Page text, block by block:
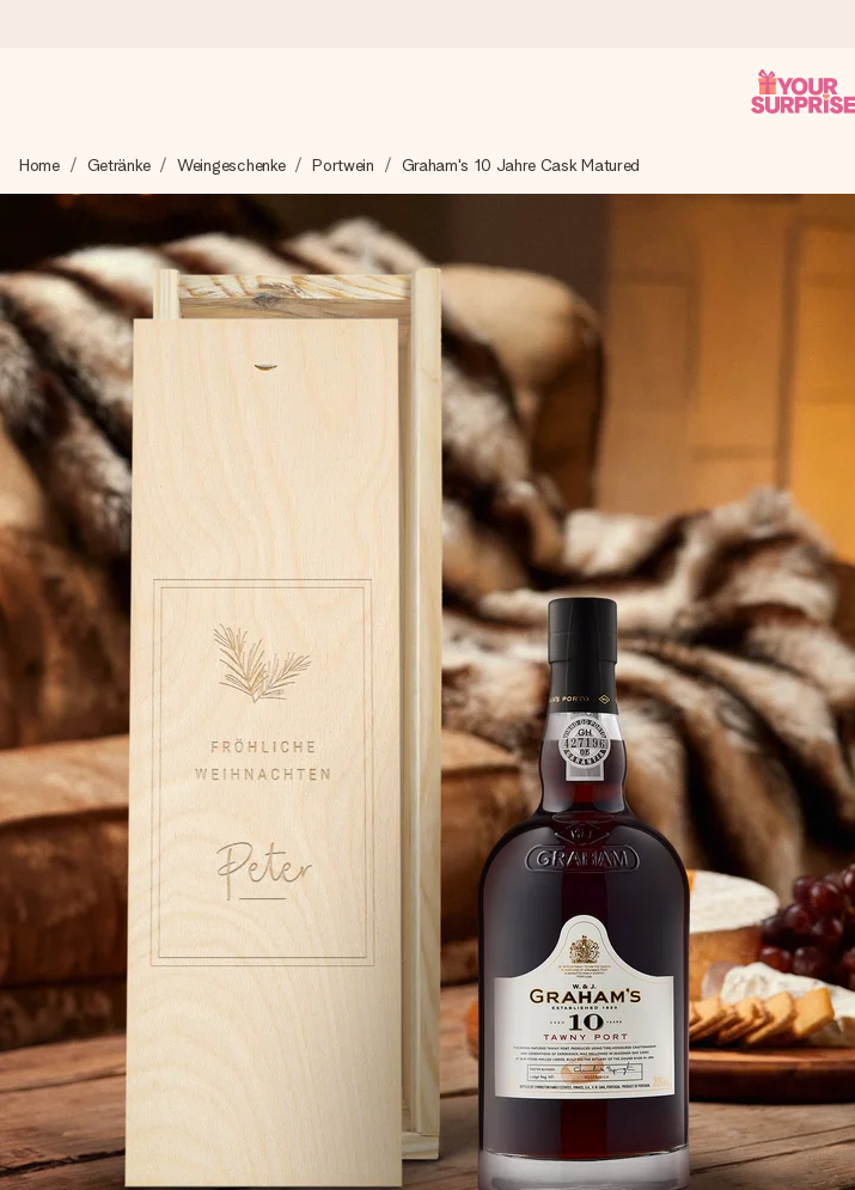
Wir bereiten dein Geschenk sorgfältig vor und schicken es blitzschnell – damit du es genau zum
4,8 (basierend auf +15.000 Bewertungen)
Unsere Geschenke begeistern. Kunden bewerten uns mit 4,8 bei Google Reviews (Gesamtergebnis
Mit Liebe gemacht, im Handumdrehen
Erstelle etwas Einzigartiges in wenigen Schritten – mit ihrem Namen, deinem Foto oder einer
Home Getränke Weingeschenke Portwein Graham's 10 Jahre Cask Matured